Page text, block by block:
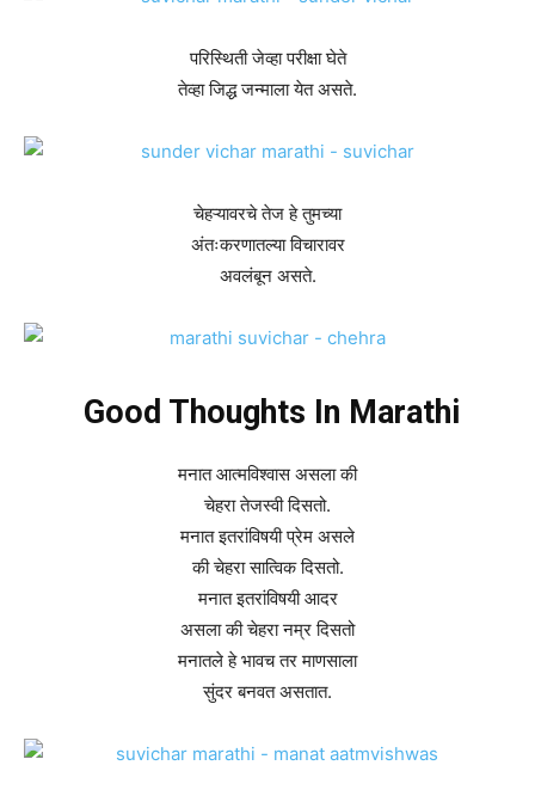
परिस्थिती जेव्हा परीक्षा घेते
तेव्हा जिद्ध जन्माला येत असते.
चेहऱ्यावरचे तेज हे तुमच्या
अंतःकरणातल्या विचारावर
अवलंबून असते.
Good Thoughts In Marathi
मनात आत्मविश्वास असला की
चेहरा तेजस्वी दिसतो.
मनात इतरांविषयी प्रेम असले
की चेहरा सात्विक दिसतो.
मनात इतरांविषयी आदर
असला की चेहरा नम्र दिसतो
मनातले हे भावच तर माणसाला
सुंदर बनवत असतात.